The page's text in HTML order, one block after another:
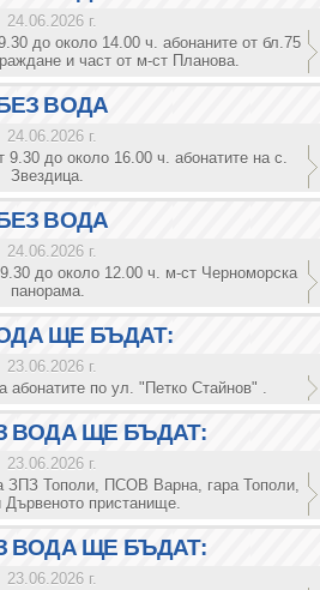
24.06.2026 г.
до около 14.00 ч. абонаните от бл.75
и част от м-ст Планова.
ВОДА
24.06.2026 г.
9.30 до около 16.00 ч. абонатите на с.
Звездица.
ВОДА
24.06.2026 г.
до около 12.00 ч. м-ст Черноморска
панорама.
ЩЕ БЪДАТ:
23.06.2026 г.
абонатите по ул. "Петко Стайнов" .
ВОДА ЩЕ БЪДАТ:
23.06.2026 г.
ЗПЗ Тополи, ПСОВ Варна, гара Тополи,
Дървеното пристанище.
ВОДА ЩЕ БЪДАТ:
23.06.2026 г.